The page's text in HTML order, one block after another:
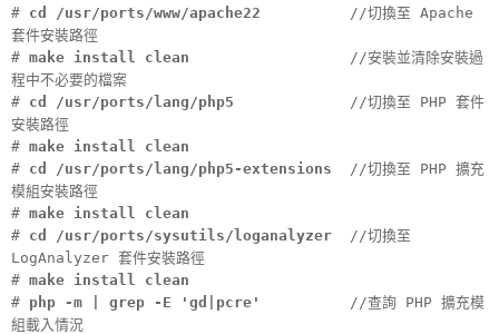
# cd /usr/ports/www/apache22 //切換至 Apache
套件安裝路徑
# make install clean //安裝並清除安裝過
程中不必要的檔案
# cd /usr/ports/lang/php5 //切換至 PHP 套件
安裝路徑
# make install clean
# cd /usr/ports/lang/php5-extensions //切換至 PHP 擴充
模組安裝路徑
# make install clean
# cd /usr/ports/sysutils/loganalyzer //切換至
LogAnalyzer 套件安裝路徑
# make install clean
# php -m | grep -E 'gd|pcre'
//查詢 PHP 擴充模
組載入情況